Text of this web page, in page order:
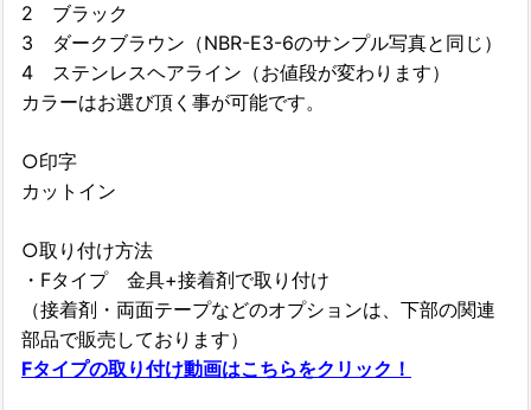
2 ブラック
3 ダークブラウン（NBR-E3-6のサンプル写真と同じ）
4 ステンレスヘアライン（お値段が変わります）
カラーはお選び頂く事が可能です。
○印字
カットイン
○取り付け方法
・Fタイプ 金具+接着剤で取り付け
（接着剤・両面テープなどのオプションは、下部の関連
部品で販売しております）
Fタイプの取り付け動画はこちらをクリック！